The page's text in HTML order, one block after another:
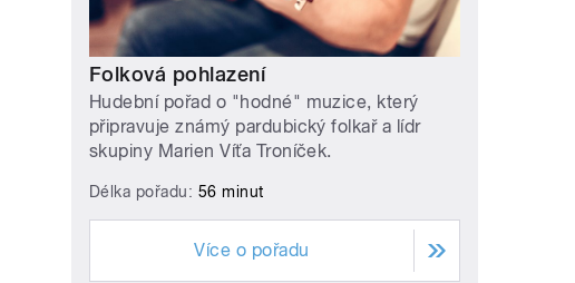
Folková pohlazení
Hudební pořad o "hodné" muzice, který
připravuje známý pardubický folkař a lídr
skupiny Marien Víťa Troníček.
Délka pořadu: 56 minut
Více o pořadu